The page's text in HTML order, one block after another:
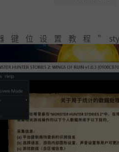
接。（网络连接使用
Steam®。）
键位设置教程"